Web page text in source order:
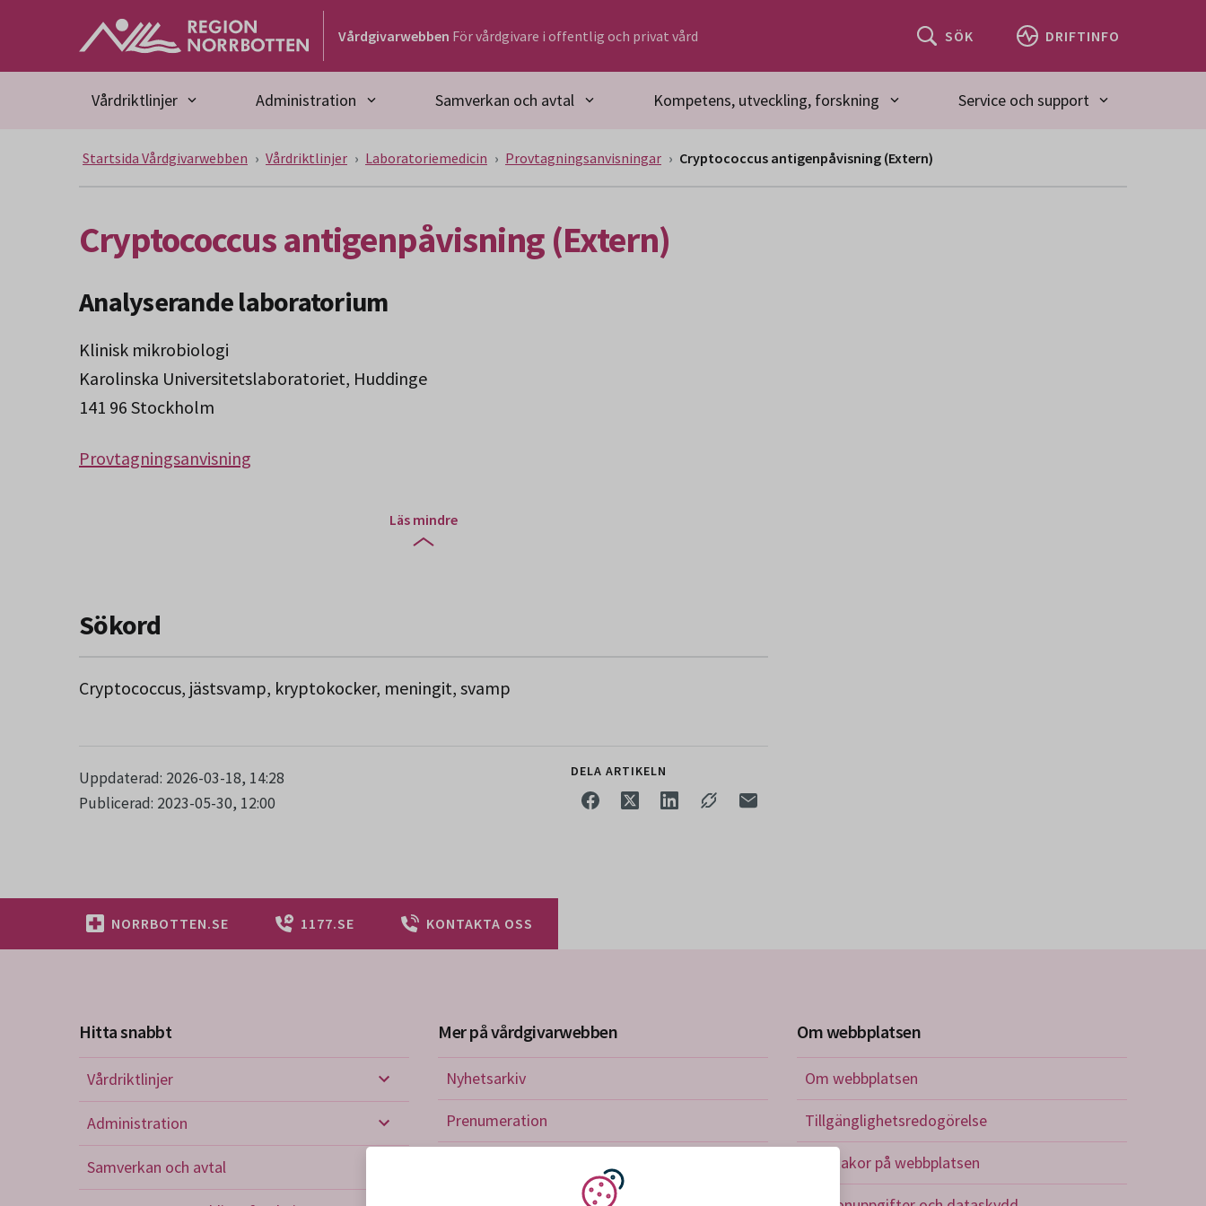
Gå till huvudmeny
Gå till övergripande innehåll
Vårdgivarwebben För vårdgivare i offentlig och privat vård SÖK DRIFTINFO
Vårdriktlinjer Administration Samverkan och avtal Kompetens, utveckling, forskning Service och support
Startsida Vårdgivarwebben Vårdriktlinjer Laboratoriemedicin Provtagningsanvisningar Cryptococcus antigenpåvisning (Extern)
Cryptococcus antigenpåvisning (Extern)
Analyserande laboratorium
Klinisk mikrobiologi
Karolinska Universitetslaboratoriet, Huddinge
141 96 Stockholm
Provtagningsanvisning
Läs mindre
Sökord
Cryptococcus, jästsvamp, kryptokocker, meningit, svamp
Uppdaterad: 2026-03-18, 14:28
Publicerad: 2023-05-30, 12:00
DELA ARTIKELN
NORRBOTTEN.SE 1177.SE KONTAKTA OSS
Hitta snabbt
Vårdriktlinjer
Vårdriktlinjer
Administration
Samverkan och avtal
Mer på vårdgivarwebben
Nyhetsarkiv
Prenumeration
Om webbplatsen
Om webbplatsen
Tillgänglighetsredogörelse
Om kakor på webbplatsen